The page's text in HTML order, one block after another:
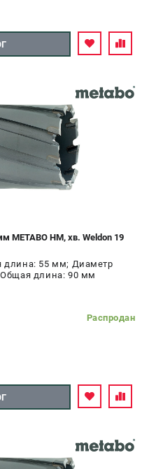
METABO HM, хв. Weldon 19
длина: 55 мм; Диаметр
Общая длина: 90 мм
Распродан